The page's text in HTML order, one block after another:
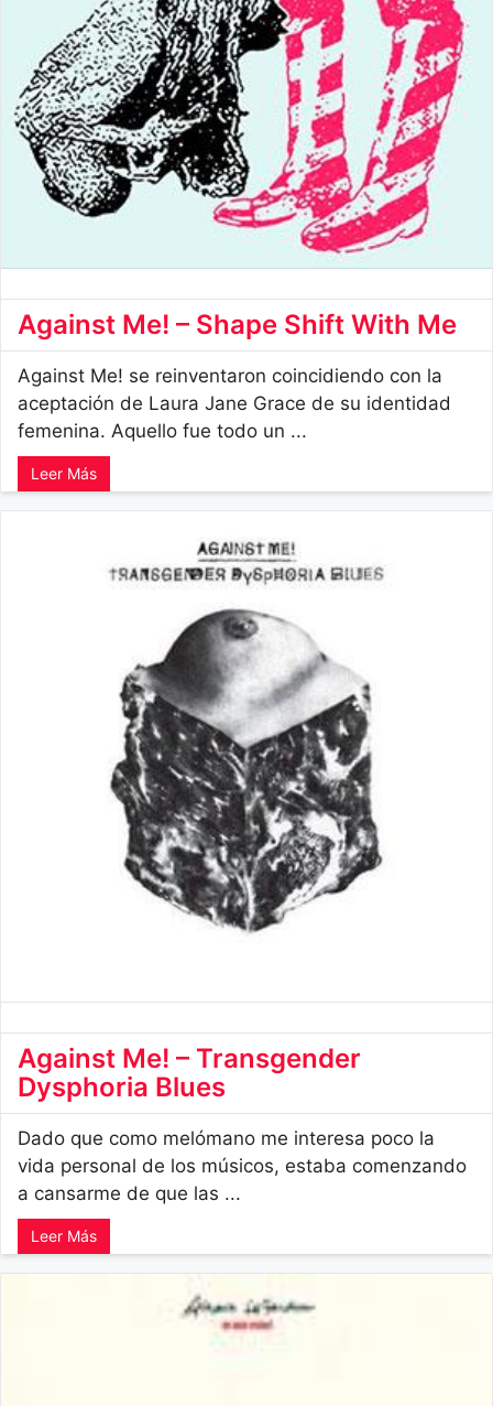
Against Me! – Shape Shift With Me
Against Me! se reinventaron coincidiendo con la
aceptación de Laura Jane Grace de su identidad
femenina. Aquello fue todo un ...
Leer Más
Against Me! – Transgender
Dysphoria Blues
Dado que como melómano me interesa poco la
vida personal de los músicos, estaba comenzando
a cansarme de que las ...
Leer Más